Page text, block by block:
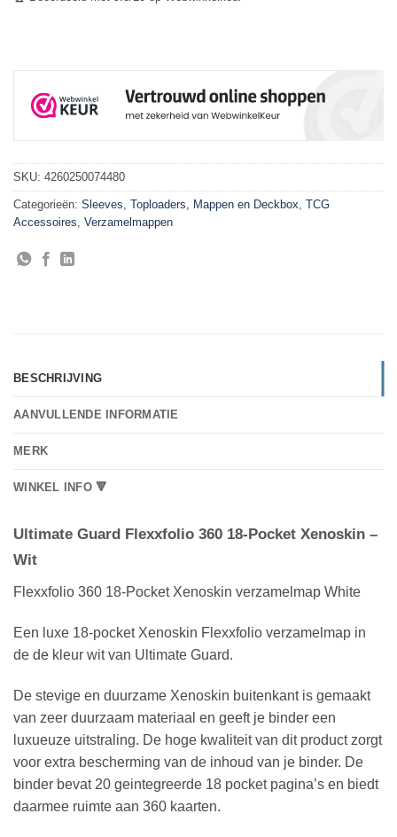
SKU: 4260250074480
Categorieën: Sleeves, Toploaders, Mappen en Deckbox, TCG
Accessoires, Verzamelmappen
BESCHRIJVING
AANVULLENDE INFORMATIE
MERK
WINKEL INFO 🔻
Ultimate Guard Flexxfolio 360 18-Pocket Xenoskin –
Wit
Flexxfolio 360 18-Pocket Xenoskin verzamelmap White
Een luxe 18-pocket Xenoskin Flexxfolio verzamelmap in
de de kleur wit van Ultimate Guard.
De stevige en duurzame Xenoskin buitenkant is gemaakt
van zeer duurzaam materiaal en geeft je binder een
luxueuze uitstraling. De hoge kwaliteit van dit product zorgt
voor extra bescherming van de inhoud van je binder. De
binder bevat 20 geintegreerde 18 pocket pagina’s en biedt
daarmee ruimte aan 360 kaarten.